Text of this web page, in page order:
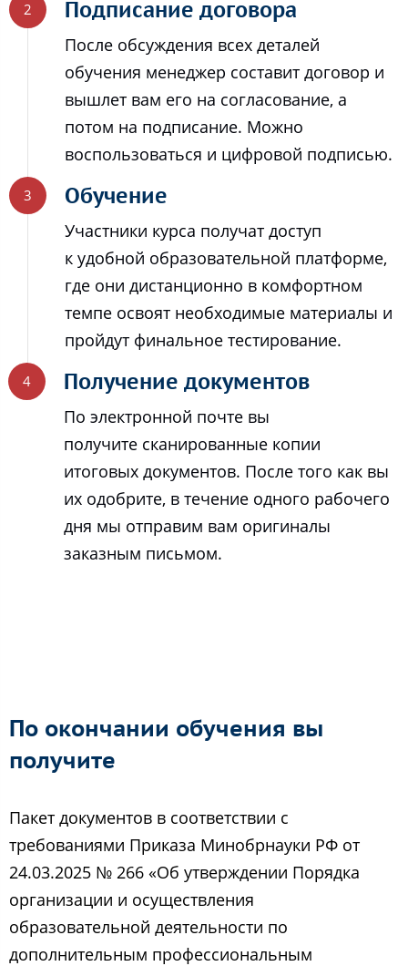
Подписание договора
После обсуждения всех деталей
обучения менеджер составит договор и
вышлет вам его на согласование, а
потом на подписание. Можно
воспользоваться и цифровой подписью.
Обучение
Участники курса получат доступ
к удобной образовательной платформе,
где они дистанционно в комфортном
темпе освоят необходимые материалы и
пройдут финальное тестирование.
Получение документов
По электронной почте вы
получите сканированные копии
итоговых документов. После того как вы
их одобрите, в течение одного рабочего
дня мы отправим вам оригиналы
заказным письмом.
По окончании обучения вы
получите
Пакет документов в соответствии с
требованиями Приказа Минобрнауки РФ от
24.03.2025 № 266 «Об утверждении Порядка
организации и осуществления
образовательной деятельности по
дополнительным профессиональным